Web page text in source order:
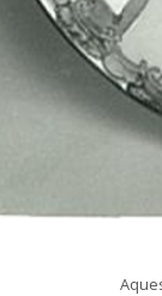
© Arxiu